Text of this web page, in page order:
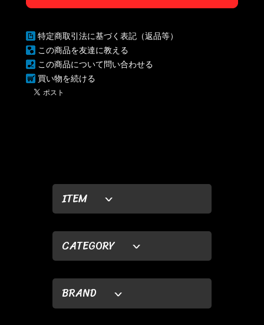
ITEM
CATEGORY
BRAND
特定商取引法に基づく表記（返品等）
この商品を友達に教える
この商品について問い合わせる
買い物を続ける